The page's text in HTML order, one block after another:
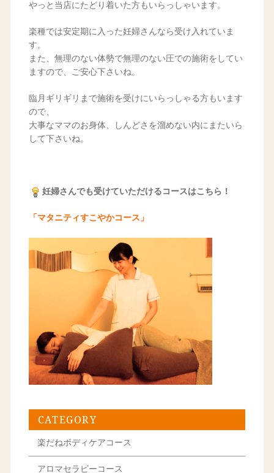
やっと当店にたどり着いた方もいらっしゃいます。
楽種では安定期に入った妊婦さんなら受け入れていま
す。
また、無理のない体勢で無理のない圧での施術をしてい
ますので、ご安心下さいね。
臨月ギリギリまで施術を受けにいらっしゃる方もいます
ので、
大事なママのお身体、しんどさを溜めない内にまたいら
して下さいね。
妊婦さんでも受けていただけるコースはこちら！
「マタニティすこやかコース 」
CATEGORY
楽だねボディケアコース
アロマセラピーコース